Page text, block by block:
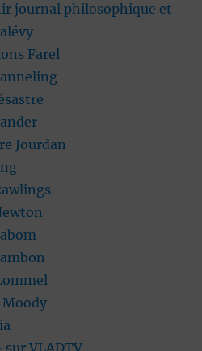
journal philosophique et
Farel
Jourdan
Moody